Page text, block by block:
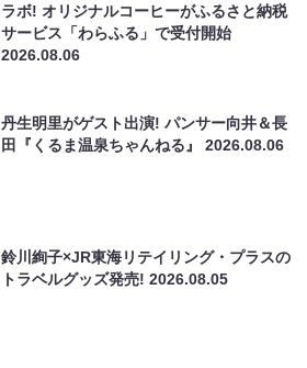
ラボ! オリジナルコーヒーがふるさと納税
サービス「わらふる」で受付開始
2026.08.06
丹生明里がゲスト出演! パンサー向井＆長
田『くるま温泉ちゃんねる』2026.08.06
鈴川絢子×JR東海リテイリング・プラスの
トラベルグッズ発売!2026.08.05